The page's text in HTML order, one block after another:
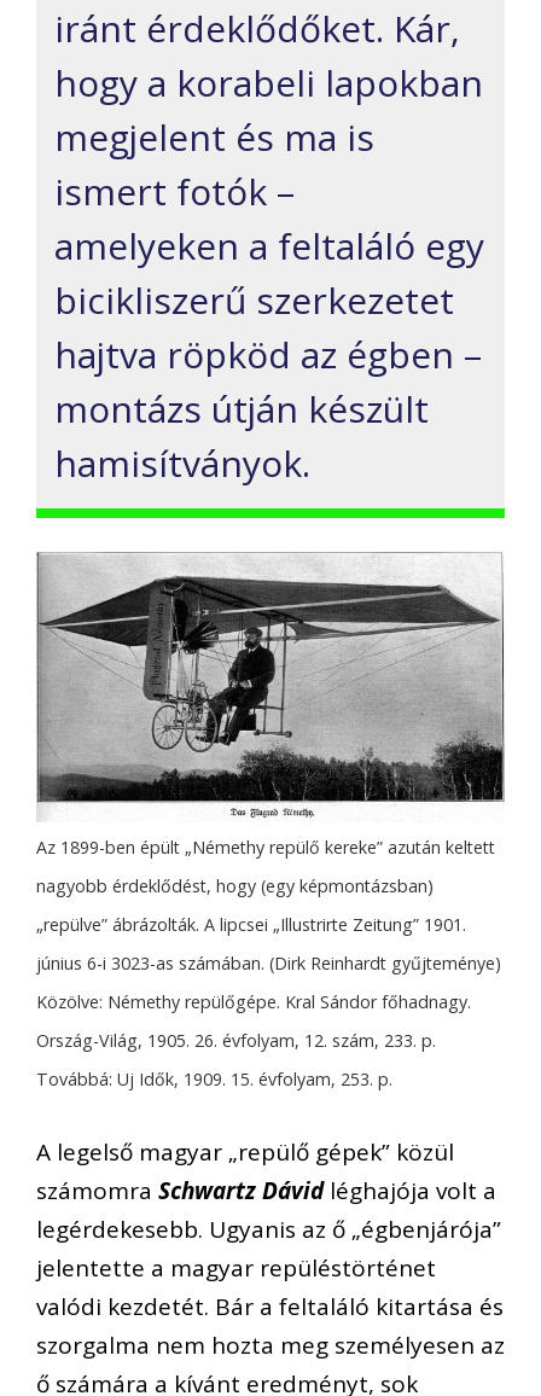
iránt érdeklődőket. Kár,
hogy a korabeli lapokban
megjelent és ma is
ismert fotók –
amelyeken a feltaláló egy
bicikliszerű szerkezetet
hajtva röpköd az égben –
montázs útján készült
hamisítványok.
Az 1899-ben épült „Némethy repülő kereke” azután keltett
nagyobb érdeklődést, hogy (egy képmontázsban)
„repülve” ábrázolták. A lipcsei „Illustrirte Zeitung” 1901.
június 6-i 3023-as számában. (Dirk Reinhardt gyűjteménye)
Közölve: Némethy repülőgépe. Kral Sándor főhadnagy.
Ország-Világ, 1905. 26. évfolyam, 12. szám, 233. p.
Továbbá: Uj Idők, 1909. 15. évfolyam, 253. p.
A legelső magyar „repülő gépek” közül
számomra Schwartz Dávidléghajója volt a
legérdekesebb. Ugyanis az ő „égbenjárója”
jelentette a magyar repüléstörténet
valódi kezdetét. Bár a feltaláló kitartása és
szorgalma nem hozta meg személyesen az
ő számára a kívánt eredményt, sok